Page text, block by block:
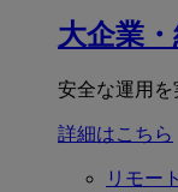
大企業
安全な運用を
詳細はこちら
リモー